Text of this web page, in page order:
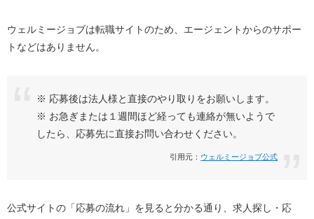
ウェルミージョブは転職サイトのため、エージェントからのサポー
トなどはありません。
※ 応募後は法人様と直接のやり取りをお願いします。
※ お急ぎまたは１週間ほど経っても連絡が無いようで
したら、応募先に直接お問い合わせください。
引用元： ウェルミージョブ公式
公式サイトの「応募の流れ」を見ると分かる通り、求人探し・応